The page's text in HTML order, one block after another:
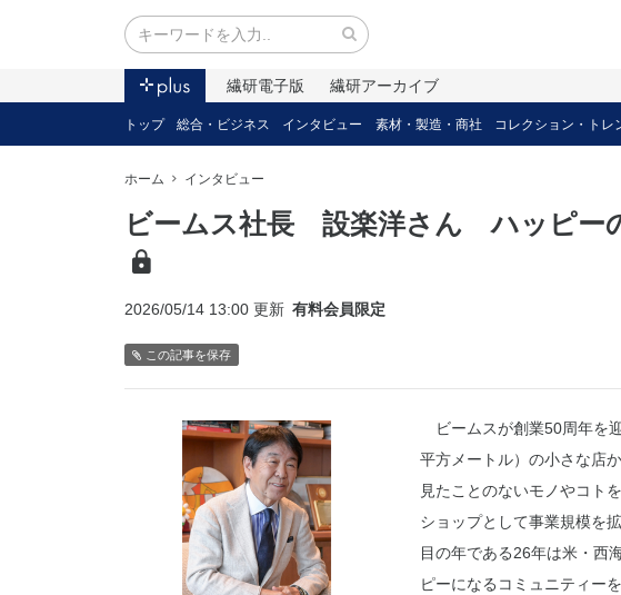
繊研電子版 繊研アーカイブ
トップ 総合・ビジネス インタビュー 素材・製造・商社 コレクション・トレ
ホーム インタビュー
ビームス社長 設楽洋さん ハッピー
2026/05/14 13:00 更新 有料会員限定
この記事を保存
ビームスが創業50周年を
平方メートル）の小さな店
見たことのないモノやコト
ショップとして事業規模を
目の年である26年は米・西
ピーになるコミュニティー